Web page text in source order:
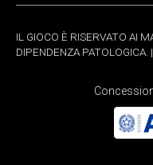
IL GIOCO È RISERVATO AI
DIPENDENZA PATOLOGICA. |